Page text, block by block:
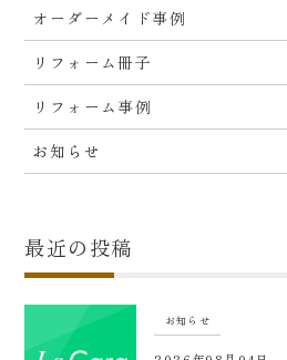
オーダーメイド事例
リフォーム冊子
リフォーム事例
お知らせ
最近の投稿
お知らせ